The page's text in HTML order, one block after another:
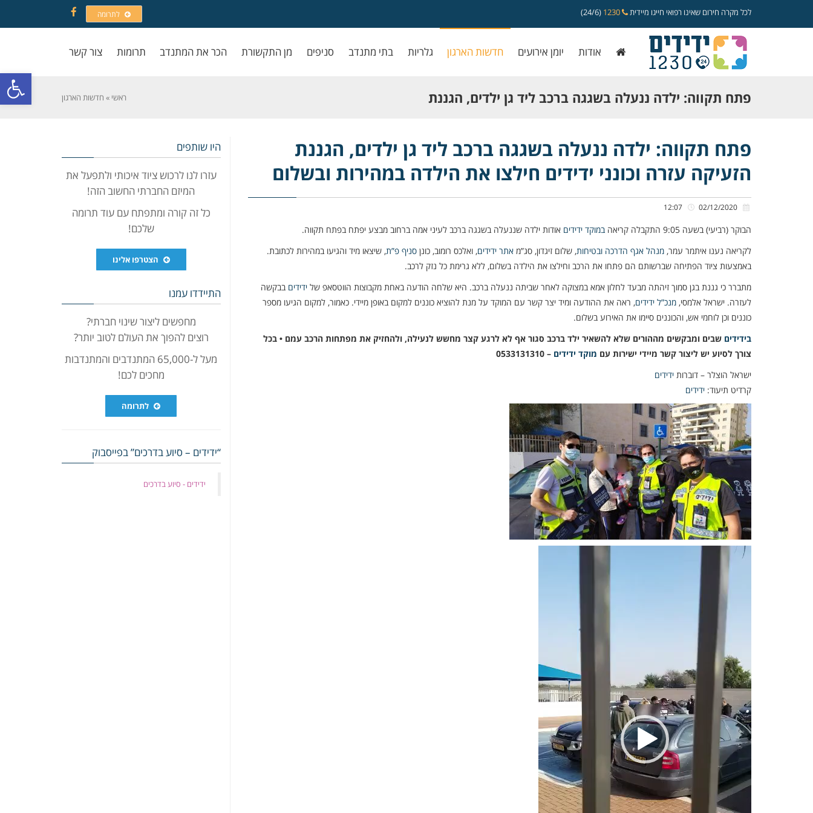
פתח
לכל מקרה חירום שאינו רפואי חייגו מיידית (24/6) לתרומה
Facebook
אודות יומן אירועים חדשות הארגון גלריות בתי מתנדב סניפים מן התקשורת הכר את המתנדב תרומות צור קשר
פתח תקווה: ילדה ננעלה בשגגה ברכב ליד גן ילדים, הגננת
הזעיקה עזרה וכונני ידידים חילצו את הילדה במהירות ובשלום
ראשי » חדשות הארגון
פתח תקווה: ילדה ננעלה בשגגה ברכב ליד גן ילדים, הגננת
הזעיקה עזרה וכונני ידידים חילצו את הילדה במהירות ובשלום
הבוקר (רביעי) בשעה 9:05 התקבלה קריאה במוקד ידידים אודות ילדה שננעלה בשגגה ברכב לעיני אמה ברחוב מבצע יפתח בפתח תקווה.
לקריאה נענו איתמר עמר, מנהל אגף הדרכה ובטיחות, שלום זיגדון, סג”מ אתר ידידים, ואלכס רומוב, כונן סניף פ”ת, שיצאו מיד והגיעו במהירות לכתובת.
באמצעות ציוד הפתיחה שברשותם הם פתחו את הרכב וחילצו את הילדה בשלום, ללא גרימת כל נזק לרכב.
מתברר כי גננת בגן סמוך זיהתה מבעד לחלון אמא במצוקה לאחר שביתה ננעלה ברכב. היא שלחה הודעה באחת מקבוצות הווטסאפ של ידידים בבקשה
לעזרה. ישראל אלמסי, מנכ”ל ידידים, ראה את ההודעה ומיד יצר קשר עם המוקד על מנת להוציא כוננים למקום באופן מיידי. כאמור, למקום הגיעו מספר
כוננים וכן לוחמי אש, והכוננים סיימו את האירוע בשלום.
בידידים שבים ומבקשים מההורים שלא להשאיר ילד ברכב סגור אף לא לרגע קצר מחשש לנעילה, ולהחזיק את מפתחות הרכב עמם • בכל
צורך לסיוע יש ליצור קשר מיידי ישירות עם מוקד ידידים – 0533131310
ישראל הוצלר – דוברות ידידים
קרדיט תיעוד: ידידים
נגן
היו שותפים
עזרו לנו לרכוש ציוד איכותי ולתפעל את
המיזם החברתי החשוב הזה!
כל זה קורה ומתפתח עם עוד תרומה
שלכם!
הצטרפו אלינו
התיידדו עמנו
מחפשים ליצור שינוי חברתי?
רוצים להפוך את העולם לטוב יותר?
מעל ל-65,000 המתנדבים והמתנדבות
מחכים לכם!
לתרומה
“ידידים – סיוע בדרכים” בפייסבוק
‏ידידים - סיוע בדרכים